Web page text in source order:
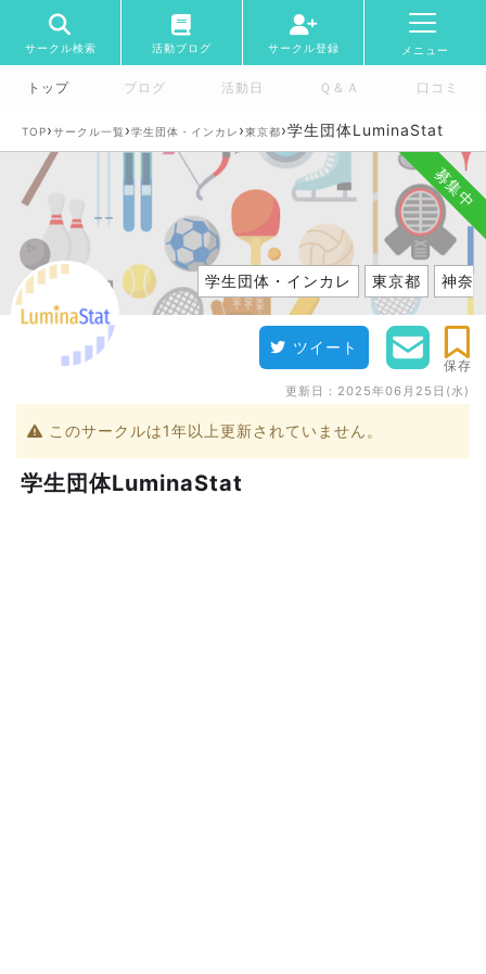
サークル検索 活動ブログ サークル登録 メニュー
トップ ブログ 活動日 Ｑ＆Ａ 口コミ
TOP›サークル一覧 ›学生団体・インカレ ›東京都›学生団体LuminaStat
募集中
学生団体・インカレ 東京都 神奈
ツイート
保存
更新日： 2025年06月25日(水)
このサークルは1年以上更新されていません。
学生団体LuminaStat